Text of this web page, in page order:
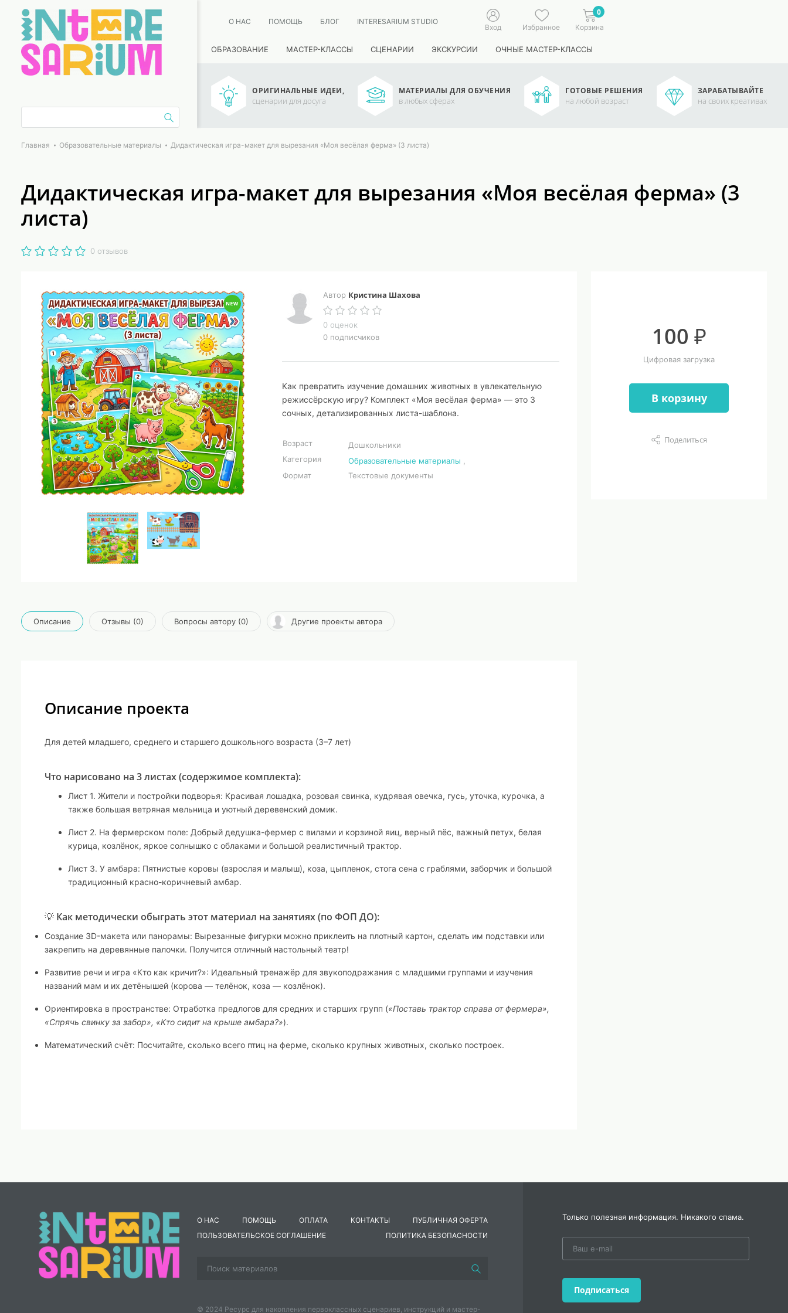
О НАС ПОМОЩЬ БЛОГ INTERESARIUM STUDIO
Вход Избранное
0
Корзина
ОБРАЗОВАНИЕ МАСТЕР-КЛАССЫ СЦЕНАРИИ ЭКСКУРСИИ ОЧНЫЕ МАСТЕР-КЛАССЫ
ОРИГИНАЛЬНЫЕ ИДЕИ,
сценарии для досуга
МАТЕРИАЛЫ ДЛЯ ОБУЧЕНИЯ
в любых сферах
ГОТОВЫЕ РЕШЕНИЯ
на любой возраст
ЗАРАБАТЫВАЙТЕ
на своих креативах
Главная Образовательные материалы Дидактическая игра-макет для вырезания «Моя весёлая ферма» (3 листа)
Дидактическая игра-макет для вырезания «Моя весёлая ферма» (3
листа)
0 отзывов
Автор Кристина Шахова
0 оценок
0 подписчиков
Как превратить изучение домашних животных в увлекательную
режиссёрскую игру? Комплект «Моя весёлая ферма» — это 3
сочных, детализированных листа-шаблона.
Возраст
Дошкольники
Категория
Образовательные материалы
Формат
Текстовые документы
100 ₽
Цифровая загрузка
В корзину
Поделиться
Описание Отзывы (0) Вопросы автору (0) Другие проекты автора
Описание проекта
Для детей младшего, среднего и старшего дошкольного возраста (3–7 лет)
Что нарисовано на 3 листах (содержимое комплекта):
Лист 1. Жители и постройки подворья: Красивая лошадка, розовая свинка, кудрявая овечка, гусь, уточка, курочка, а
также большая ветряная мельница и уютный деревенский домик.
Лист 2. На фермерском поле: Добрый дедушка-фермер с вилами и корзиной яиц, верный пёс, важный петух, белая
курица, козлёнок, яркое солнышко с облаками и большой реалистичный трактор.
Лист 3. У амбара: Пятнистые коровы (взрослая и малыш), коза, цыпленок, стога сена с граблями, заборчик и большой
традиционный красно-коричневый амбар.
💡 Как методически обыграть этот материал на занятиях (по ФОП ДО):
Создание 3D-макета или панорамы: Вырезанные фигурки можно приклеить на плотный картон, сделать им подставки или
закрепить на деревянные палочки. Получится отличный настольный театр!
Развитие речи и игра «Кто как кричит?»: Идеальный тренажёр для звукоподражания с младшими группами и изучения
названий мам и их детёнышей (корова — телёнок, коза — козлёнок).
Ориентировка в пространстве: Отработка предлогов для средних и старших групп («Поставь трактор справа от фермера»,
«Спрячь свинку за забор», «Кто сидит на крыше амбара?»).
Математический счёт: Посчитайте, сколько всего птиц на ферме, сколько крупных животных, сколько построек.
О НАС ПОМОЩЬ ОПЛАТА КОНТАКТЫ
ПУБЛИЧНАЯ ОФЕРТА
ПОЛЬЗОВАТЕЛЬСКОЕ СОГЛАШЕНИЕ
ПОЛИТИКА БЕЗОПАСНОСТИ
© 2024 Ресурс для накопления первоклассных сценариев, инструкций и мастер-
Только полезная информация. Никакого спама.
Подписаться